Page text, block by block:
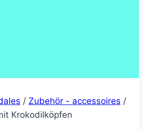
/ Zubehör - accessoires /
Krokodilköpfen